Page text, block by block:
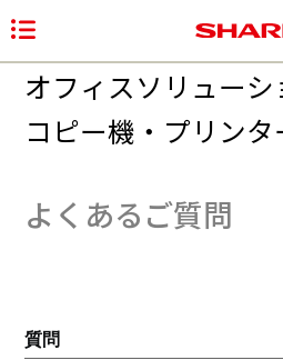
オフィスソリューシ
コピー機・プリンタ
よくあるご質問
質問